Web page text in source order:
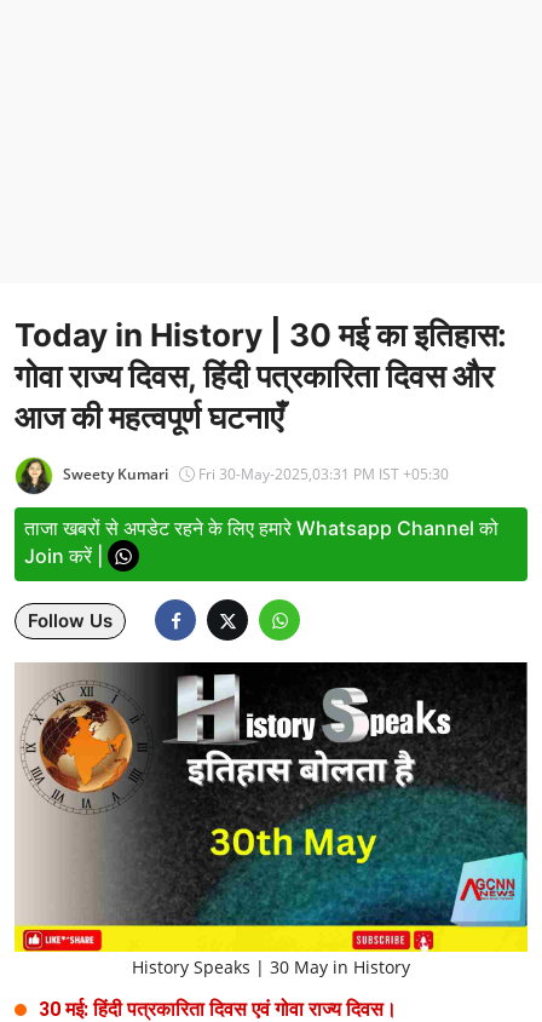
Business
Relationship
Education
Defence & Security
Environment
Lifestyle
Health
Development
Career
Literature
History Speaks
About Us
Contact Us
Today in History | 30 मई का इतिहास:
गोवा राज्य दिवस, हिंदी पत्रकारिता दिवस और
आज की महत्वपूर्ण घटनाएँ
Sweety Kumari Fri 30-May-2025,03:31 PM IST +05:30
ताजा खबरों से अपडेट रहने के लिए हमारे Whatsapp Channel को
Join करें |
Follow Us
History Speaks | 30 May in History
30 मई: हिंदी पत्रकारिता दिवस एवं गोवा राज्य दिवस।